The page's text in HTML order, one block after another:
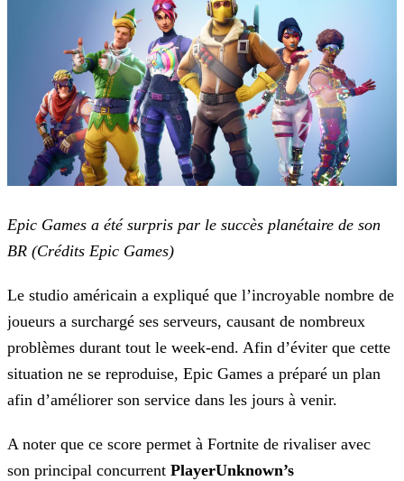
Epic Games a été surpris par le succès planétaire de son
BR (Crédits Epic Games)
Le studio américain a expliqué que l’incroyable nombre de
joueurs a surchargé ses serveurs, causant de nombreux
problèmes durant tout le week-end. Afin d’éviter que cette
situation ne se reproduise, Epic Games a préparé un plan
afin d’améliorer son service dans les jours à venir.
A noter que ce score permet à Fortnite de rivaliser avec
son principal concurrent PlayerUnknown’s